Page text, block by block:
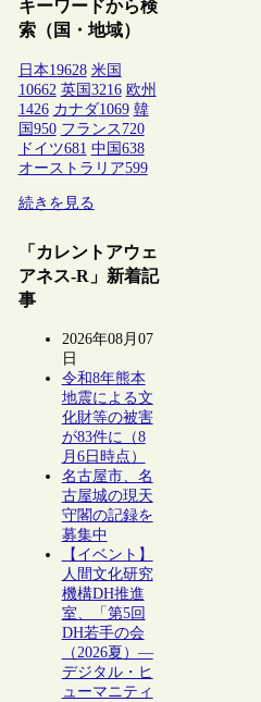
キーワードから検
索（国・地域）
日本19628 米国
10662 英国3216 欧州
1426 カナダ1069 韓
国950 フランス 720
ドイツ681 中国638
オーストラリア599
続きを見る
「カレントアウェ
アネス-R」新着記
事
2026年08月07
日
令和8年熊本
地震による文
化財等の被害
が83件に（8
月6日時点）
名古屋市、名
古屋城の現天
守閣の記録を
募集中
【イベント】
人間文化研究
機構DH推進
室、「第5回
DH若手の会
（2026夏）―
デジタル・ヒ
ューマニティ